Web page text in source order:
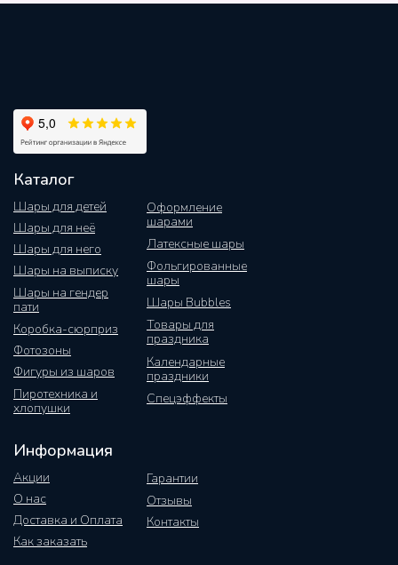
Каталог
Шары для детей
Шары для неё
Шары на выписку
Шары на гендер
пати
Коробка-сюрприз
Фотозоны
Оформление
шарами
Фигуры из шаров
Латексные шары
Фольгированные
шары
Шары Bubbles
Шары для него
Товары для
праздника
Календарные
праздники
Пиротехника и
хлопушки
Спецэффекты
Информация
Акции
О нас
Как заказать
Гарантии
Отзывы
Контакты
Доставка и Оплата